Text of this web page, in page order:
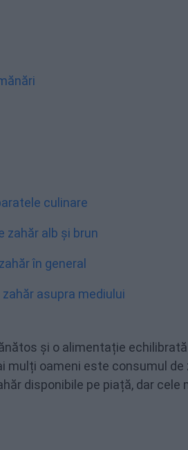
culinare
zahăr alb și brun
în general
asupra mediului
și o alimentație
mulți oameni este consumul
disponibile pe piață, dar cele